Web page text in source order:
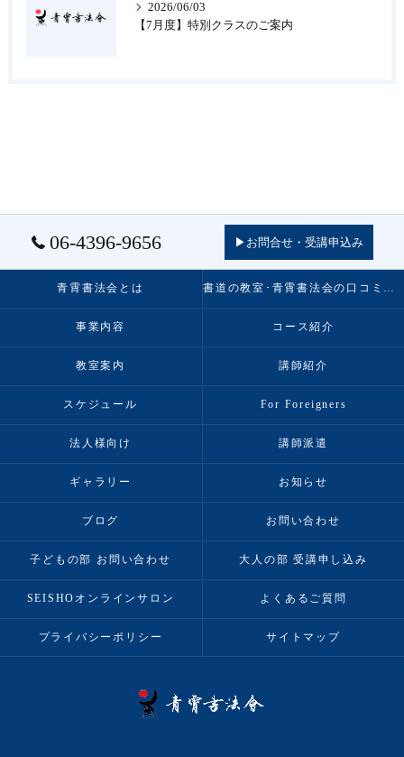
2026/06/03
【7月度】特別クラスのご案内
06-4396-9656 ▶お問合せ・受講申込み
青霄書法会とは 書道の教室･青霄書法会の口コミ情報
事業内容 コース紹介
教室案内 講師紹介
スケジュール For Foreigners
法人様向け 講師派遣
ギャラリー お知らせ
ブログ お問い合わせ
子どもの部 お問い合わせ 大人の部 受講申し込み
SEISHOオンラインサロン よくあるご質問
プライバシーポリシー サイトマップ